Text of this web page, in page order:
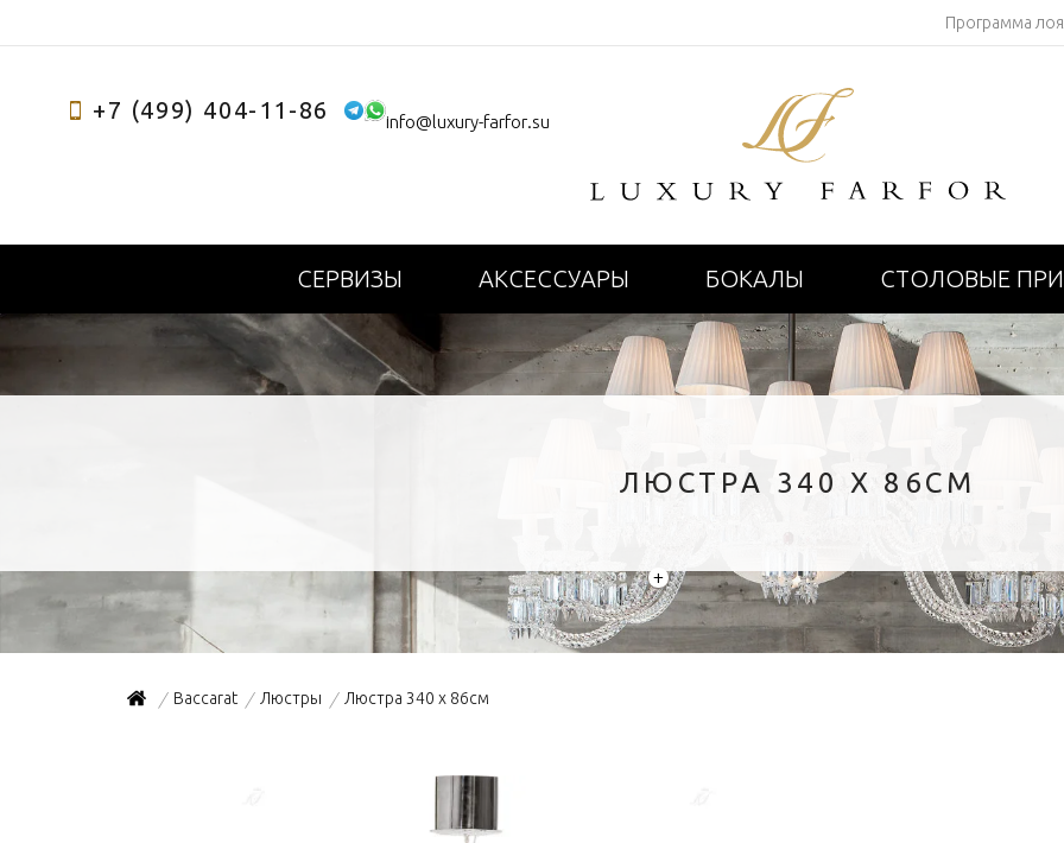
Программа
+7 (499) 404-11-86 info@luxury-farfor.su
СЕРВИЗЫ АКСЕССУАРЫ БОКАЛЫ СТОЛОВЫЕ
+
ЛЮСТРА 340 X 86СМ
/ Baccarat / Люстры / Люстра 340 x 86см